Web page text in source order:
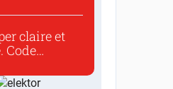
claire et
Code